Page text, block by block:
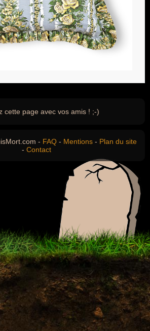
cette page avec vos amis ! ;-)
- FAQ - Mentions - Plan du site
- Contact